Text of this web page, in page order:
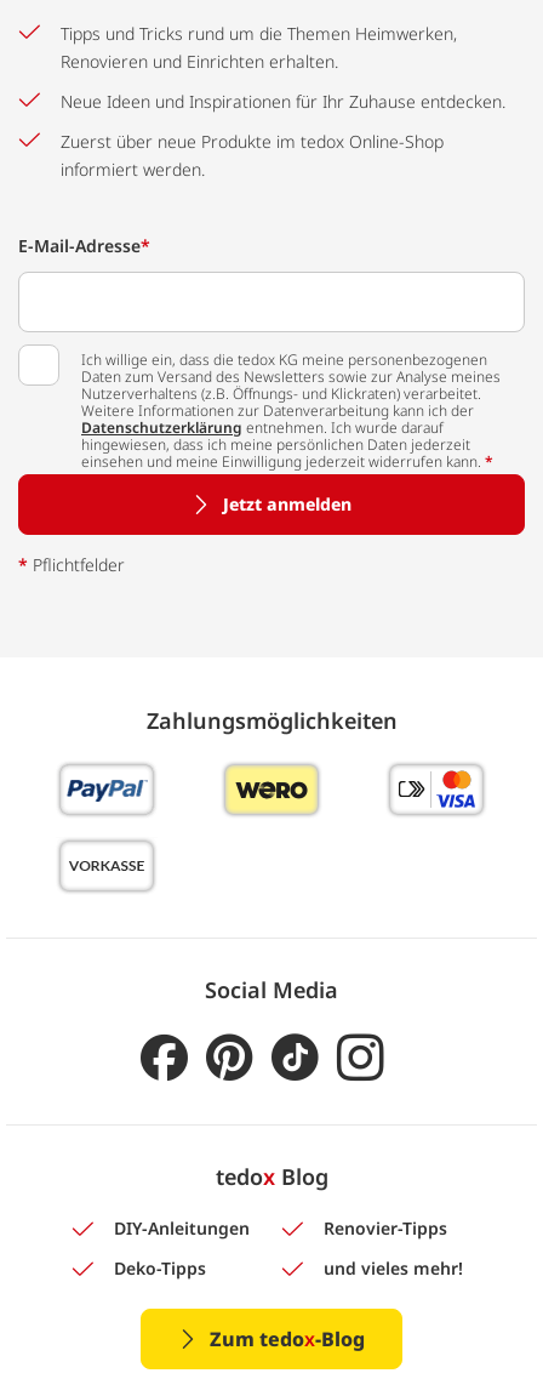
Tipps und Tricks rund um die Themen Heimwerken,
Renovieren und Einrichten erhalten.
Neue Ideen und Inspirationen für Ihr Zuhause entdecken.
Zuerst über neue Produkte im tedox Online-Shop
informiert werden.
E-Mail-Adresse*
Ich willige ein, dass die tedox KG meine personenbezogenen
Daten zum Versand des Newsletters sowie zur Analyse meines
Nutzerverhaltens (z.B. Öffnungs- und Klickraten) verarbeitet.
Weitere Informationen zur Datenverarbeitung kann ich der
Datenschutzerklärung entnehmen. Ich wurde darauf
hingewiesen, dass ich meine persönlichen Daten jederzeit
einsehen und meine Einwilligung jederzeit widerrufen kann. *
Jetzt anmelden
* Pflichtfelder
Zahlungs­möglich­keiten
Social Media
tedoxBlog
DIY-Anleitungen
Renovier-Tipps
Deko-Tipps
und vieles mehr!
Zum tedox-Blog